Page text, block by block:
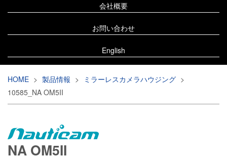
会社概要
お問い合わせ
English
HOME > 製品情報 > ミラーレスカメラハウジング >
10585_NA OM5II
NA OM5II